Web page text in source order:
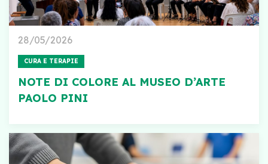
28/05/2026
CURA E TERAPIE
NOTE DI COLORE AL MUSEO D’ARTE
PAOLO PINI